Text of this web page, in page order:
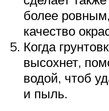
более
качество
Когда
высохнет,
водой, чтоб
и пыль.